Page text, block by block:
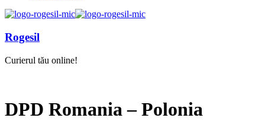
Rogesil
Curierul tău online!
DPD Romania – Polonia